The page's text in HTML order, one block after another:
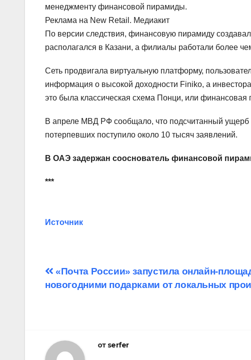
менеджменту финансовой пирамиды.
Реклама на New Retail. Медиакит
По версии следствия, финансовую пирамиду
располагался в Казани, а филиалы работали более
Сеть продвигала виртуальную платформу,
информация о высокой доходности Finiko, а
это была классическая схема Понци, или финансовая
В апреле МВД РФ сообщало, что подсчитанный
потерпевших поступило около 10 тысяч заявлений.
В ОАЭ задержан сооснователь финансовой
***
Источник
Навигация
«Почта России» запустила онлайн-
новогодними подарками от локальных
от serfer